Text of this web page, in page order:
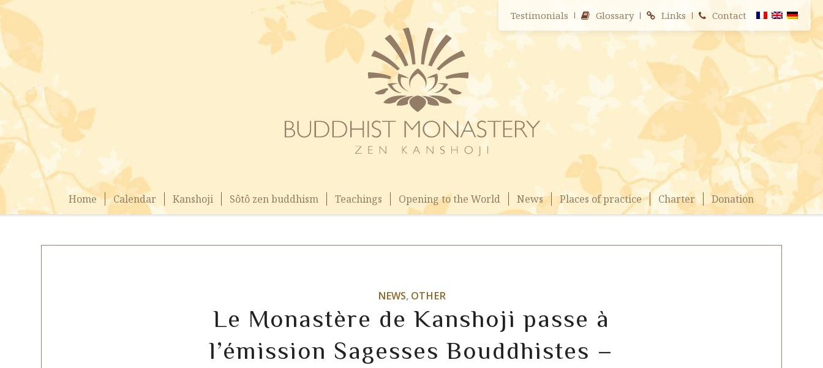
Testimonials Glossary Links Contact
Home Calendar Kanshoji Sôtô zen buddhism Teachings Opening to the World News Places of practice Charter Donation
NEWS, OTHER
Le Monastère de Kanshoji passe à
l’émission Sagesses Bouddhistes –